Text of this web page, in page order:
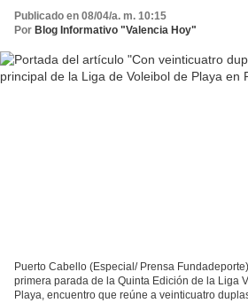
Publicado en 08/04/a. m. 10:15
Por Blog Informativo "Valencia Hoy"
Puerto Cabello (Especial/ Prensa
primera parada de la Quinta Edición de la Liga
Playa, encuentro que reúne a veinticuatro